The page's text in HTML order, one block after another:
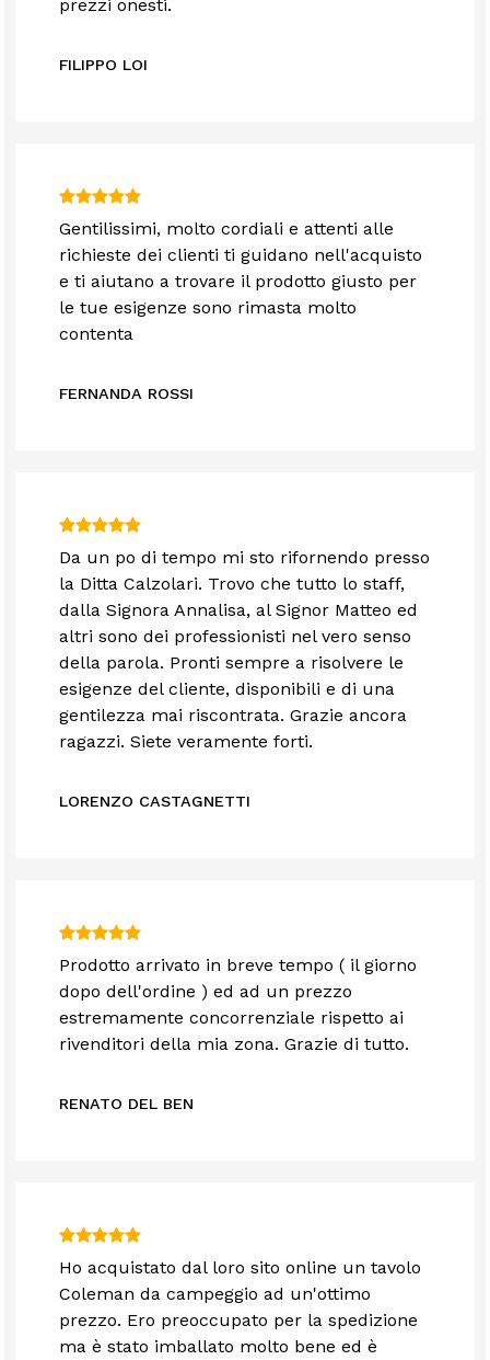
prezzi onesti.
FILIPPO LOI
Gentilissimi, molto cordiali e attenti alle
richieste dei clienti ti guidano nell'acquisto
e ti aiutano a trovare il prodotto giusto per
le tue esigenze sono rimasta molto
contenta
FERNANDA ROSSI
Da un po di tempo mi sto rifornendo presso
la Ditta Calzolari. Trovo che tutto lo staff,
dalla Signora Annalisa, al Signor Matteo ed
altri sono dei professionisti nel vero senso
della parola. Pronti sempre a risolvere le
esigenze del cliente, disponibili e di una
gentilezza mai riscontrata. Grazie ancora
ragazzi. Siete veramente forti.
LORENZO CASTAGNETTI
Prodotto arrivato in breve tempo ( il giorno
dopo dell'ordine ) ed ad un prezzo
estremamente concorrenziale rispetto ai
rivenditori della mia zona. Grazie di tutto.
RENATO DEL BEN
Ho acquistato dal loro sito online un tavolo
Coleman da campeggio ad un'ottimo
prezzo. Ero preoccupato per la spedizione
ma è stato imballato molto bene ed è